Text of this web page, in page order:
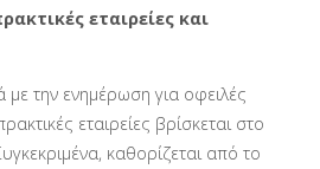
εταιρείες και
με την ενημέρωση για οφειλές
εταιρείες βρίσκεται στο
καθορίζεται από το